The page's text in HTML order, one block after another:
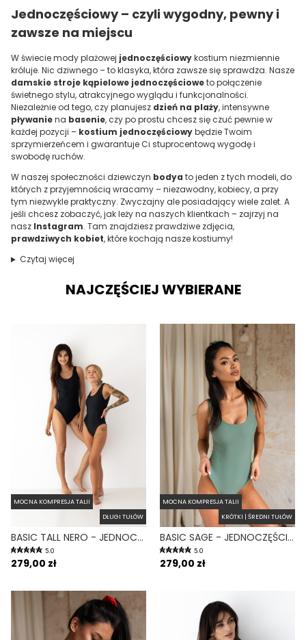
Jednoczęściowy – czyli wygodny, pewny i
zawsze na miejscu
W świecie mody plażowej jednoczęściowykostium niezmiennie
króluje. Nic dziwnego – to klasyka, która zawsze się sprawdza. Nasze
damskie stroje kąpielowe jednoczęścioweto połączenie
świetnego stylu, atrakcyjnego wyglądu i funkcjonalności.
Niezależnie od tego, czy planujesz dzień na plaży, intensywne
pływaniena basenie, czy po prostu chcesz się czuć pewnie w
każdej pozycji – kostium jednoczęściowybędzie Twoim
sprzymierzeńcem i gwarantuje Ci stuprocentową wygodę i
swobodę ruchów.
W naszej społeczności dziewczyn bodya to jeden z tych modeli, do
których z przyjemnością wracamy – niezawodny, kobiecy, a przy
tym niezwykle praktyczny. Zwyczajny ale posiadający wiele zalet. A
jeśli chcesz zobaczyć, jak leży na naszych klientkach – zajrzyj na
nasz Instagram. Tam znajdziesz prawdziwe zdjęcia,
prawdziwych kobiet, które kochają nasze kostiumy!
Czytaj więcej
NAJCZĘŚCIEJ WYBIERANE
MOCNA KOMPRESJA TALII
DŁUGI TUŁÓW
BASIC TALL NERO - JEDNOCZĘŚCIOWY STRÓJ KĄPIELOWY DLA WYSOKICH MODELUJĄCY CZARNY
5.0
279,00 zł
MOCNA KOMPRESJA TALII
KRÓTKI | ŚREDNI TUŁÓW
BASIC SAGE - JEDNOCZĘŚCIOWY STRÓJ KĄPIELOWY MODELUJĄCY ZABUDOWANY ZIELONY
5.0
279,00 zł